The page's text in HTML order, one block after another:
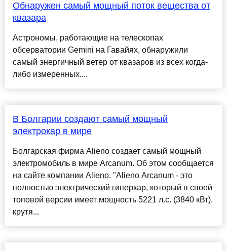
Обнаружен самый мощный поток вещества от
квазара
Астрономы, работающие на телескопах
обсерватории Gemini на Гавайях, обнаружили
самый энергичный ветер от квазаров из всех когда-
либо измеренных....
В Болгарии создают самый мощный
электрокар в мире
Болгарская фирма Alieno создает самый мощный
электромобиль в мире Arcanum. Об этом сообщается
на сайте компании Alieno. "Alieno Arcanum - это
полностью электрический гиперкар, который в своей
топовой версии имеет мощность 5221 л.с. (3840 кВт),
крутя...